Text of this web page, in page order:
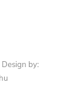
by: